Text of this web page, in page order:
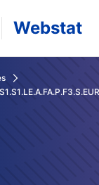
navigation
Webstat